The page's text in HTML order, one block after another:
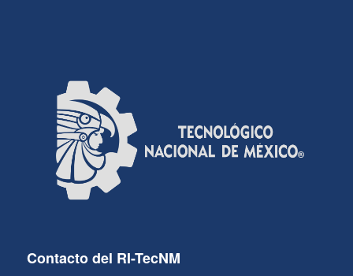
Contacto del RI-TecNM